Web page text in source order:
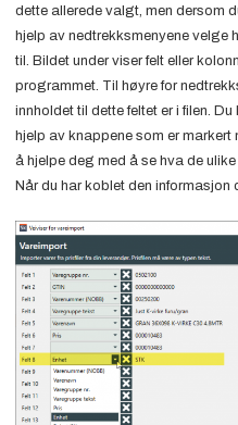
dette allerede valgt, men dersom
hjelp av nedtrekksmenyene velge
til. Bildet under viser felt eller
programmet. Til høyre for
innholdet til dette feltet er i filen.
hjelp av knappene som er markert
å hjelpe deg med å se hva de
Når du har koblet den informasjon